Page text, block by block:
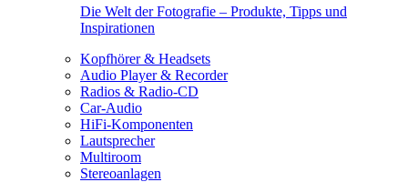
Die Welt der Fotografie – Produkte, Tipps und
Inspirationen
Kopfhörer & Headsets
Audio Player & Recorder
Radios & Radio-CD
Car-Audio
HiFi-Komponenten
Lautsprecher
Multiroom
Stereoanlagen